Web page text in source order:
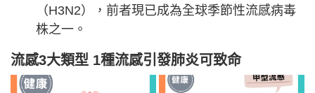
（H3N2），前者現已成為全球季節性流感病毒
株之一。
流感3大類型 1種流感引發肺炎可致命